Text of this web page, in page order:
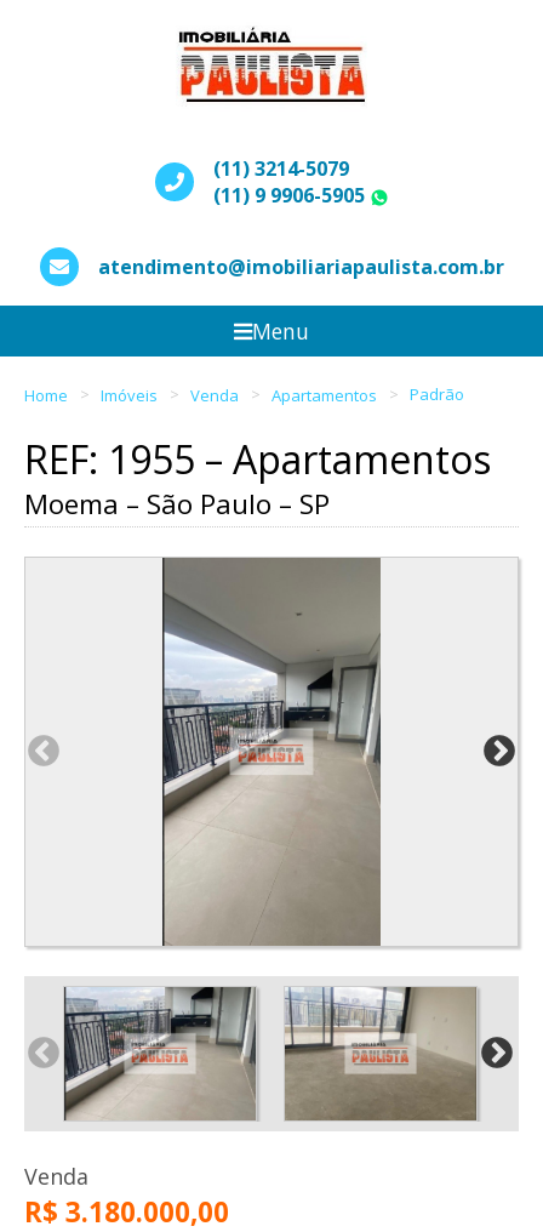
(11) 3214-5079
(11) 9 9906-5905
atendimento@imobiliariapaulista.com.br
Menu
Home Imóveis Venda Apartamentos Padrão
REF: 1955 – Apartamentos
Moema – São Paulo – SP
Venda
R$ 3.180.000,00